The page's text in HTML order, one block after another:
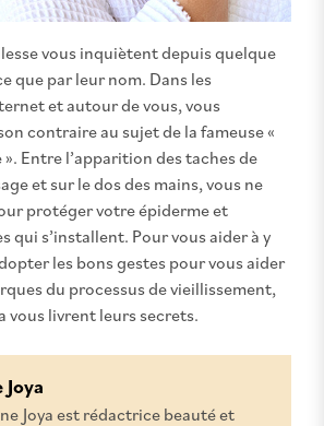
vous inquiètent depuis quelque
que par leur nom. Dans les
et autour de vous, vous
contraire au sujet de la fameuse «
Entre l’apparition des taches de
et sur le dos des mains, vous ne
protéger votre épiderme et
qui s’installent. Pour vous aider à y
les bons gestes pour vous aider
du processus de vieillissement,
vous livrent leurs secrets.
Joya
Joya est rédactrice beauté et